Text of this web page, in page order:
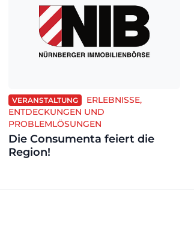
VERANSTALTUNG
ERLEBNISSE,
ENTDECKUNGEN UND
PROBLEMLÖSUNGEN
Die Consumenta feiert die
Region!